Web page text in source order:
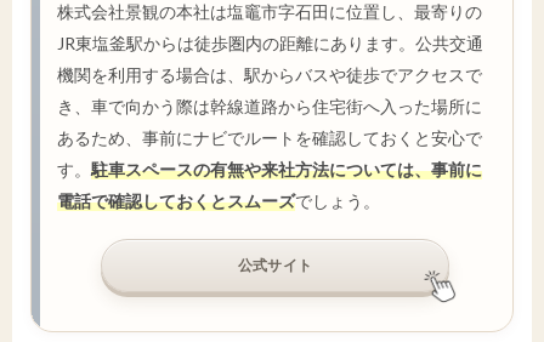
株式会社景観の本社は塩竈市字石田に位置し、最寄りの
JR東塩釜駅からは徒歩圏内の距離にあります。公共交通
機関を利用する場合は、駅からバスや徒歩でアクセスで
き、車で向かう際は幹線道路から住宅街へ入った場所に
あるため、事前にナビでルートを確認しておくと安心で
す。 駐車スペースの有無や来社方法については、事前に
電話で確認しておくとスムーズでしょう。
公式サイト